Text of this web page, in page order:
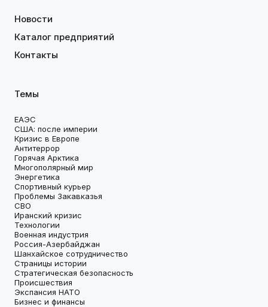
Новости
Каталог предприятий
Контакты
Темы
ЕАЭС
США: после империи
Кризис в Европе
Антитеррор
Горячая Арктика
Многополярный мир
Энергетика
Спортивный курьер
Проблемы Закавказья
СВО
Иранский кризис
Технологии
Военная индустрия
Россия-Азербайджан
Шанхайское сотрудничество
Страницы истории
Стратегическая безопасность
Происшествия
Экспансия НАТО
Бизнес и финансы